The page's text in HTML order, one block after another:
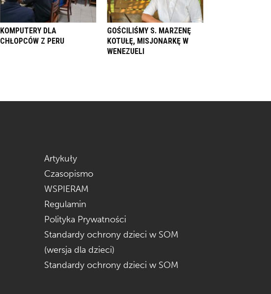
KOMPUTERY DLA
CHŁOPCÓW Z PERU
GOŚCILIŚMY S. MARZENĘ
KOTUŁĘ, MISJONARKĘ W
WENEZUELI
Artykuły
Czasopismo
WSPIERAM
Regulamin
Polityka Prywatności
Standardy ochrony dzieci w SOM
(wersja dla dzieci)
Standardy ochrony dzieci w SOM